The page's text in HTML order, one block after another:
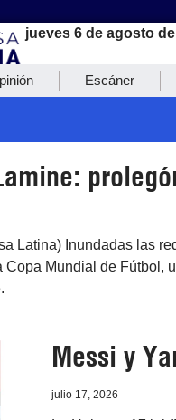
jueves 6 de agosto
Escáner
Latina) Inundadas las
Copa Mundial de Fútbol,
Messi y
julio 17, 2026